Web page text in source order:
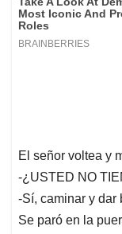
El señor voltea y
-¿USTED NO
-Sí, caminar y dar
Se paró en la